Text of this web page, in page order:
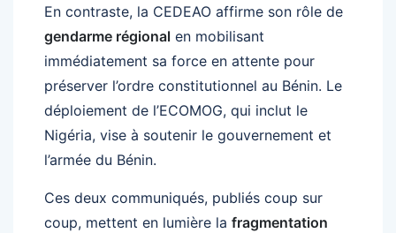
En contraste, la CEDEAO affirme son rôle de
gendarme régional en mobilisant
immédiatement sa force en attente pour
préserver l’ordre constitutionnel au Bénin. Le
déploiement de l’ECOMOG, qui inclut le
Nigéria, vise à soutenir le gouvernement et
l’armée du Bénin.
Ces deux communiqués, publiés coup sur
coup, mettent en lumière la fragmentation